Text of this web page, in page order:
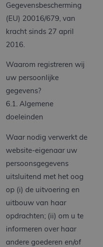
Gegevensbescherming
(EU) 20016/679, van
kracht sinds 27 april
2016.
Waarom registreren wij
uw persoonlijke
gegevens?
6.1. Algemene
doeleinden
Waar nodig verwerkt de
website-eigenaar uw
persoonsgegevens
uitsluitend met het oog
op (i) de uitvoering en
uitbouw van haar
opdrachten; (ii) om u te
informeren over haar
andere goederen en/of